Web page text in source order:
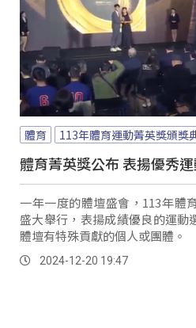
體育 113年體育運動菁英獎頒獎
體育菁英獎公布 表揚優秀
一年一度的體壇盛會，113年體
盛大舉行，表揚成績優良的運動
體壇有特殊貢獻的個人或團體。
2024-12-20 19:47